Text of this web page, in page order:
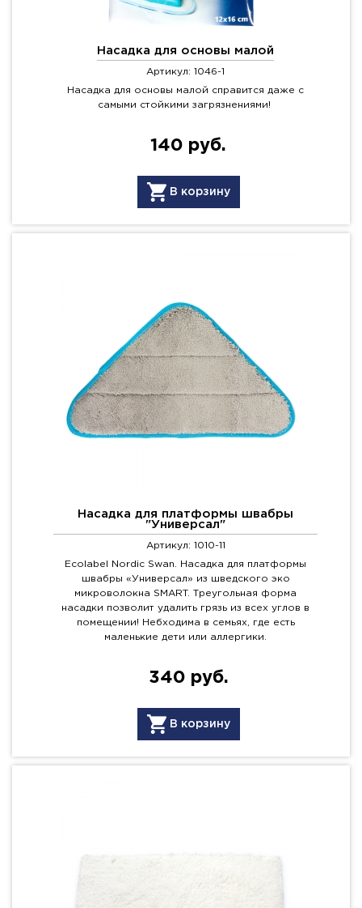
Насадка для основы малой
Артикул: 1046-1
Насадка для основы малой справится даже с
самыми стойкими загрязнениями!
140 руб.
В корзину
Насадка для платформы швабры
"Универсал"
Артикул: 1010-11
Ecolabel Nordic Swan. Насадка для платформы
швабры «Универсал» из шведского эко
микроволокна SMART. Треугольная форма
насадки позволит удалить грязь из всех углов в
помещении! Небходима в семьях, где есть
маленькие дети или аллергики.
340 руб.
В корзину